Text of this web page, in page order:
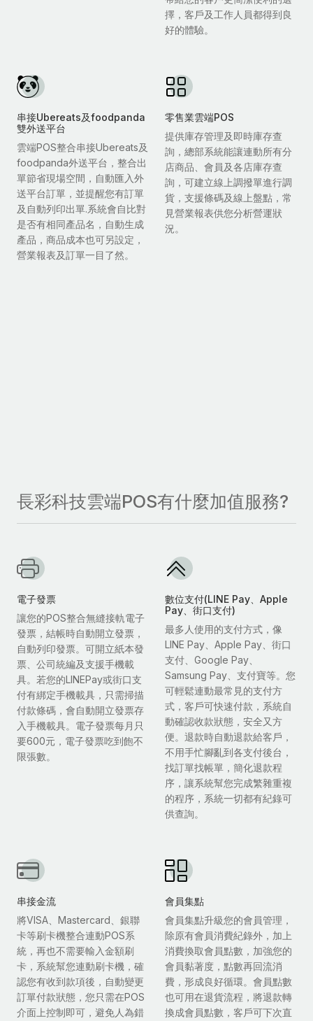
擇，客戶及工作人員都得到良
好的體驗。
串接Ubereats及foodpanda
雙外送平台
雲端POS整合串接Ubereats及
foodpanda外送平台，整合出
單節省現場空間，自動匯入外
送平台訂單，並提醒您有訂單
及自動列印出單.系統會自比對
是否有相同產品名，自動生成
產品，商品成本也可另設定，
營業報表及訂單一目了然。
零售業雲端POS
提供庫存管理及即時庫存查
詢，總部系統能讓連動所有分
店商品、會員及各店庫存查
詢，可建立線上調撥單進行調
貨，支援條碼及線上盤點，常
見營業報表供您分析營運狀
況。
長彩科技雲端POS有什麼加值服務?
電子發票
讓您的POS整合無縫接軌電子
發票，結帳時自動開立發票，
自動列印發票。可開立紙本發
票、公司統編及支援手機載
具。若您的LINEPay或街口支
付有綁定手機載具，只需掃描
付款條碼，會自動開立發票存
入手機載具。電子發票每月只
要600元，電子發票吃到飽不
限張數。
數位支付(LINE Pay、Apple
Pay、街口支付)
最多人使用的支付方式，像
LINE Pay、Apple Pay、街口
支付、Google Pay、
Samsung Pay、支付寶等。您
可輕鬆連動最常見的支付方
式，客戶可快速付款，系統自
動確認收款狀態，安全又方
便。退款時自動退款給客戶，
不用手忙腳亂到各支付後台，
找訂單找帳單，簡化退款程
序，讓系統幫您完成繁雜重複
的程序，系統一切都有紀錄可
供查詢。
串接金流
將VISA、Mastercard、銀聯
卡等刷卡機整合連動POS系
統，再也不需要輸入金額刷
卡，系統幫您連動刷卡機，確
認您有收到款項後，自動變更
訂單付款狀態，您只需在POS
介面上控制即可，避免人為錯
會員集點
會員集點升級您的會員管理，
除原有會員消費紀錄外，加上
消費換取會員點數，加強您的
會員黏著度，點數再回流消
費，形成良好循環。會員點數
也可用在退貨流程，將退款轉
換成會員點數，客戶可下次直